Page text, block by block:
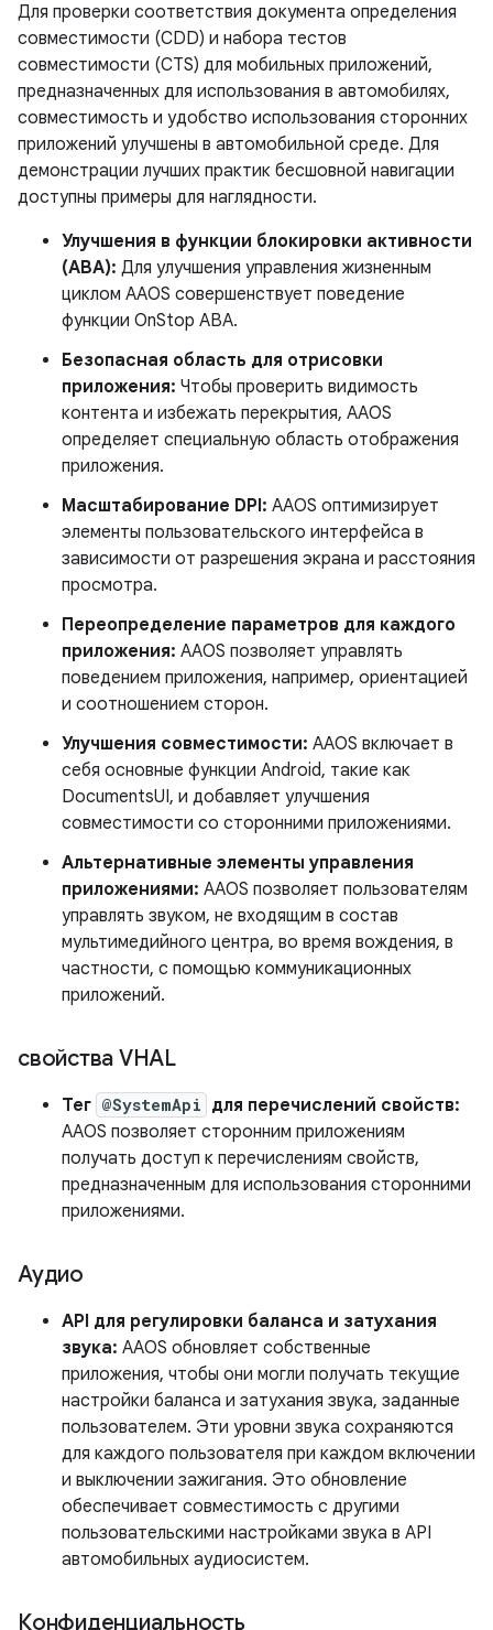
Для проверки соответствия документа определения
совместимости (CDD) и набора тестов
совместимости (CTS) для мобильных приложений,
предназначенных для использования в автомобилях,
совместимость и удобство использования сторонних
приложений улучшены в автомобильной среде. Для
демонстрации лучших практик бесшовной навигации
доступны примеры для наглядности.
Улучшения в функции блокировки активности
(ABA): Для улучшения управления жизненным
циклом AAOS совершенствует поведение
функции OnStop ABA.
Безопасная область для отрисовки
приложения: Чтобы проверить видимость
контента и избежать перекрытия, AAOS
определяет специальную область отображения
приложения.
Масштабирование DPI: AAOS оптимизирует
элементы пользовательского интерфейса в
зависимости от разрешения экрана и расстояния
просмотра.
Переопределение параметров для каждого
приложения: AAOS позволяет управлять
поведением приложения, например, ориентацией
и соотношением сторон.
Улучшения совместимости: AAOS включает в
себя основные функции Android, такие как
DocumentsUI, и добавляет улучшения
совместимости со сторонними приложениями.
Альтернативные элементы управления
приложениями: AAOS позволяет пользователям
управлять звуком, не входящим в состав
мультимедийного центра, во время вождения, в
частности, с помощью коммуникационных
приложений.
свойства VHAL
Тег @SystemApi для перечислений свойств:
AAOS позволяет сторонним приложениям
получать доступ к перечислениям свойств,
предназначенным для использования сторонними
приложениями.
Аудио
API для регулировки баланса и затухания
звука: AAOS обновляет собственные
приложения, чтобы они могли получать текущие
настройки баланса и затухания звука, заданные
пользователем. Эти уровни звука сохраняются
для каждого пользователя при каждом включении
и выключении зажигания. Это обновление
обеспечивает совместимость с другими
пользовательскими настройками звука в API
автомобильных аудиосистем.
Конфиденциальность